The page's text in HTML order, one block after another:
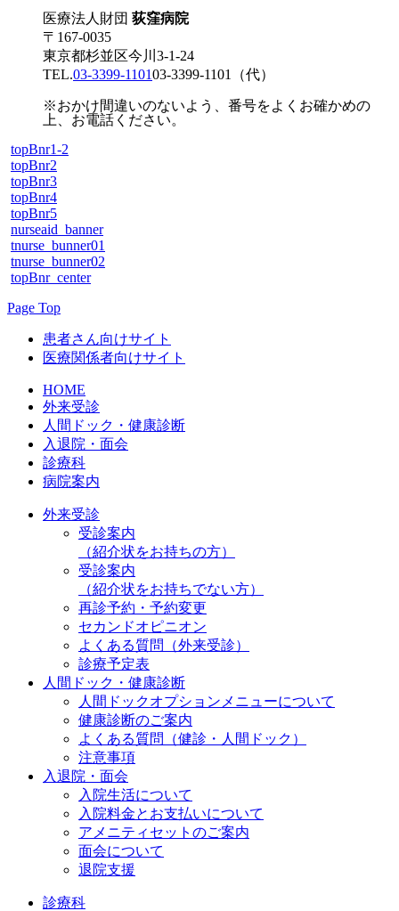
医療法人財団 荻窪病院
〒167-0035
東京都杉並区今川3-1-24
TEL.03-3399-110103-3399-1101 （代）
※おかけ間違いのないよう、番号をよくお確かめの
上、お電話ください。
topBnr1-2
topBnr2
topBnr3
topBnr4
topBnr5
nurseaid_banner
tnurse_bunner01
tnurse_bunner02
topBnr_center
Page Top
患者さん向けサイト
医療関係者向けサイト
HOME
外来受診
人間ドック・健康診断
入退院・面会
診療科
病院案内
外来受診
受診案内
（紹介状をお持ちの方）
受診案内
（紹介状をお持ちでない方）
再診予約・予約変更
セカンドオピニオン
よくある質問（外来受診）
診療予定表
人間ドック・健康診断
人間ドックオプションメニューについて
健康診断のご案内
よくある質問（健診・人間ドック）
注意事項
入退院・面会
入院生活について
入院料金とお支払いについて
アメニティセットのご案内
面会について
退院支援
診療科